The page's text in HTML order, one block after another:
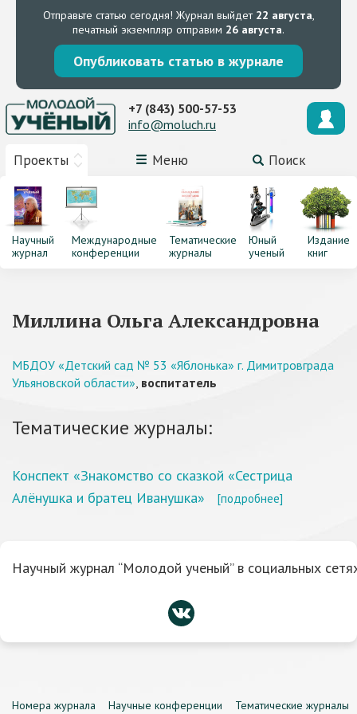
Отправьте статью сегодня! Журнал выйдет 22 августа,
печатный экземпляр отправим 26 августа.
Опубликовать статью в журнале
Проекты Меню Поиск
+7 (843) 500-57-53
info@moluch.ru
Научный
журнал
Международные
конференции
Тематические
журналы
Юный
ученый
Издание
книг
Миллина Ольга Александровна
МБДОУ «Детский сад № 53 «Яблонька» г. Димитровграда
Ульяновской области», воспитатель
Тематические журналы:
Конспект «Знакомство со сказкой «Сестрица
Алёнушка и братец Иванушка»
[подробнее]
Научный журнал “Молодой ученый” в социальных
Номера журнала Научные конференции Тематические журналы